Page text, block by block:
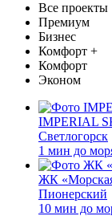
Все проекты
Премиум
Бизнес
Комфорт +
Комфорт
Эконом
IMPERIAL
Светлогорск
1 мин до
ЖК
Пионерский
10 мин до